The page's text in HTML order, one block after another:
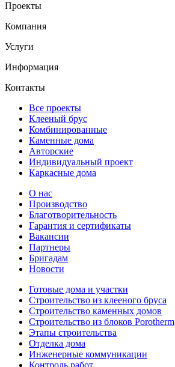
Проекты
Компания
Услуги
Информация
Контакты
Все проекты
Клееный брус
Комбинированные
Каменные дома
Авторские
Индивидуальный проект
Каркасные дома
О нас
Производство
Благотворительность
Гарантия и сертификаты
Вакансии
Партнеры
Бригадам
Новости
Готовые дома и участки
Строительство из клееного бруса
Строительство каменных домов
Строительство из блоков Porotherm
Этапы строительства
Отделка дома
Инженерные коммуникации